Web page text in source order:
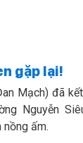
gặp lại!
Mạch) đã
Nguyễn
ấm.